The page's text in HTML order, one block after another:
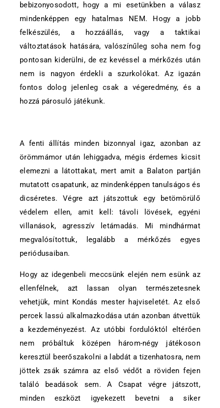
bebizonyosodott, hogy a mi esetünkben a válasz
mindenképpen egy hatalmas NEM. Hogy a jobb
felkészülés, a hozzáállás, vagy a taktikai
változtatások hatására, valószínűleg soha nem fog
pontosan kiderülni, de ez kevéssel a mérkőzés után
nem is nagyon érdekli a szurkolókat. Az igazán
fontos dolog jelenleg csak a végeredmény, és a
hozzá párosuló játékunk.
A fenti állítás minden bizonnyal igaz, azonban az
örömmámor után lehiggadva, mégis érdemes kicsit
elemezni a látottakat, mert amit a Balaton partján
mutatott csapatunk, az mindenképpen tanulságos és
dicséretes. Végre azt játszottuk egy betömörülő
védelem ellen, amit kell: távoli lövések, egyéni
villanások, agresszív letámadás. Mi mindhármat
megvalósítottuk, legalább a mérkőzés egyes
periódusaiban.
Hogy az idegenbeli meccsünk elején nem esünk az
ellenfélnek, azt lassan olyan természetesnek
vehetjük, mint Kondás mester hajviseletét. Az első
percek lassú alkalmazkodása után azonban átvettük
a kezdeményezést. Az utóbbi fordulóktól eltérően
nem próbáltuk középen három-négy játékoson
keresztül beerőszakolni a labdát a tizenhatosra, nem
jöttek zsák számra az első védőt a röviden fejen
találó beadások sem. A Csapat végre játszott,
minden eszközt igyekezett bevetni a siker